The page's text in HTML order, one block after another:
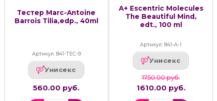
Тестер Marc-Antoine
Barrois Tilia,edp., 40ml
Артикул: 841-ТЕС-9
Унисекс
560.00 руб.
А+ Escentric Molecules
The Beautiful Mind,
edt., 100 ml
Артикул: 841-А-1
Унисекс
1750.00 руб.
1610.00 руб.